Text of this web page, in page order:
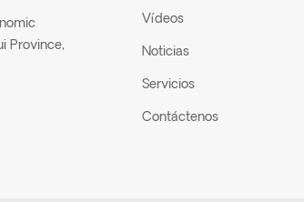
Province,
Vídeos
Noticias
Servicios
Contáctenos